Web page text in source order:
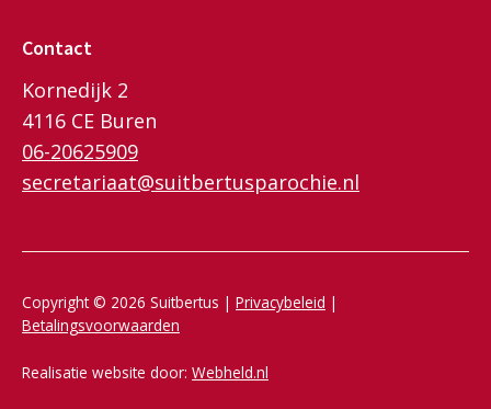
Contact
Kornedijk 2
4116 CE Buren
06-20625909
secretariaat@suitbertusparochie.nl
Copyright © 2026 Suitbertus | Privacybeleid |
Betalingsvoorwaarden
Realisatie website door: Webheld.nl